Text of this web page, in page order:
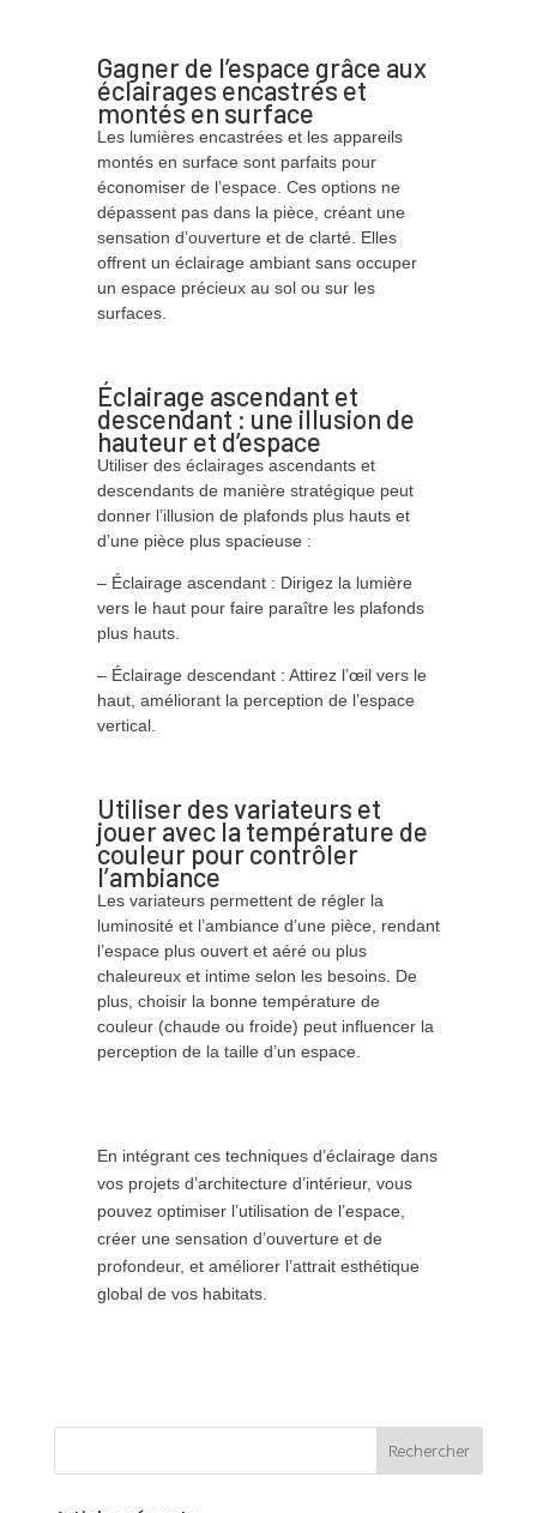
Gagner de l’espace grâce aux
éclairages encastrés et
montés en surface
Les lumières encastrées et les appareils
montés en surface sont parfaits pour
économiser de l’espace. Ces options ne
dépassent pas dans la pièce, créant une
sensation d’ouverture et de clarté. Elles
offrent un éclairage ambiant sans occuper
un espace précieux au sol ou sur les
surfaces.
Éclairage ascendant et
descendant : une illusion de
hauteur et d’espace
Utiliser des éclairages ascendants et
descendants de manière stratégique peut
donner l’illusion de plafonds plus hauts et
d’une pièce plus spacieuse :
– Éclairage ascendant : Dirigez la lumière
vers le haut pour faire paraître les plafonds
plus hauts.
– Éclairage descendant : Attirez l’œil vers le
haut, améliorant la perception de l’espace
vertical.
Utiliser des variateurs et
jouer avec la température de
couleur pour contrôler
l’ambiance
Les variateurs permettent de régler la
luminosité et l’ambiance d’une pièce, rendant
l’espace plus ouvert et aéré ou plus
chaleureux et intime selon les besoins. De
plus, choisir la bonne température de
couleur (chaude ou froide) peut influencer la
perception de la taille d’un espace.
En intégrant ces techniques d’éclairage dans
vos projets d’architecture d’intérieur, vous
pouvez optimiser l’utilisation de l’espace,
créer une sensation d’ouverture et de
profondeur, et améliorer l’attrait esthétique
global de vos habitats.